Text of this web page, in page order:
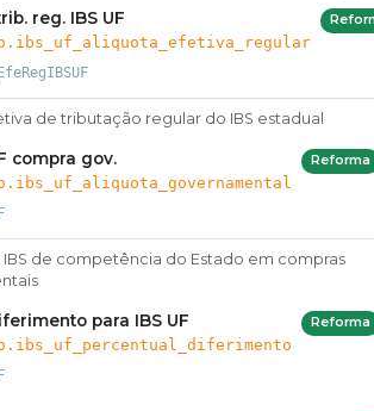
reg. IBS UF
de tributação regular do IBS estadual
compra gov. Reforma
de competência do Estado em compras
para IBS UF Reforma